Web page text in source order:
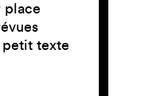
place
petit texte